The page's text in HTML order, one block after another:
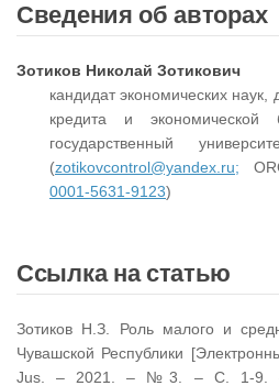
Сведения об авторах
Зотиков Николай Зотикович
кандидат экономических
кредита и экономической
государственный
(zotikovcontrol@yandex.ru;
0001-5631-9123)
Ссылка на статью
Зотиков Н.З. Роль малого и
Чувашской Республики
Jus. – 2021. – №3. – С. 1-9.